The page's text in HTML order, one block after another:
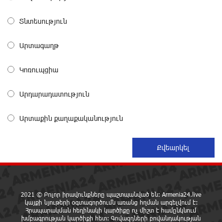
«Սմայլ Սվիթ»-ի զարգացման ճանապարհը
Ինչպես է ՔՊ-ն «հարգում» ժողովրդի քվեն.
Ընդդիմությունը պետք է օր առաջ համախմբվի այս
Մանվելյան
Դուք ու ձեր անտաղանդ շոուները ոչ ավելին են,
քան անհաջող ու չստացված դերասանի թատրոն.
Տնտեսություն
Արտագաղթ
Կոռուպցիա
Արդարադատություն
Արտաքին քաղաքականություն
2021 © Բոլոր իրավունքները պաշտպանված են: Armenia24.live
կայքի նյութերի օգտագործումն առանց հղման արգելվում է:
Հրապարակման հեղինակի կարծիքը ոչ միշտ է համընկնում
խմբագրության կարծիքի հետ: Գովազդների բովանդակության